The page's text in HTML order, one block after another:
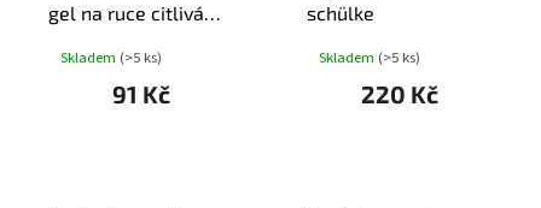
gel na ruce citlivá
Skladem (>5 ks)
91 Kč
schülke
Skladem (>5 ks)
220 Kč